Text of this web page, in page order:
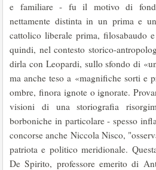
e familiare - fu il motivo di
nettamente distinta in un prima e
cattolico liberale prima, filosabaudo
quindi, nel contesto storico-
dirla con Leopardi, sullo sfondo di
ma anche teso a «magnifiche sorti e
ombre, finora ignote o ignorate.
visioni di una storiografia
borboniche in particolare - spesso
concorse anche Niccola Nisco,
patriota e politico meridionale.
De Spirito, professore emerito di